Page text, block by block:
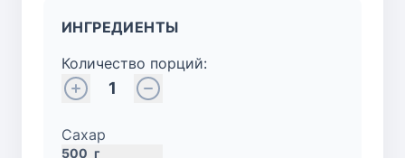
ИНГРЕДИЕНТЫ
Количество порций:
1
Сахар
500 г